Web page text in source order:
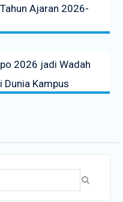
Ajaran 2026-
2026 jadi Wadah
Dunia Kampus